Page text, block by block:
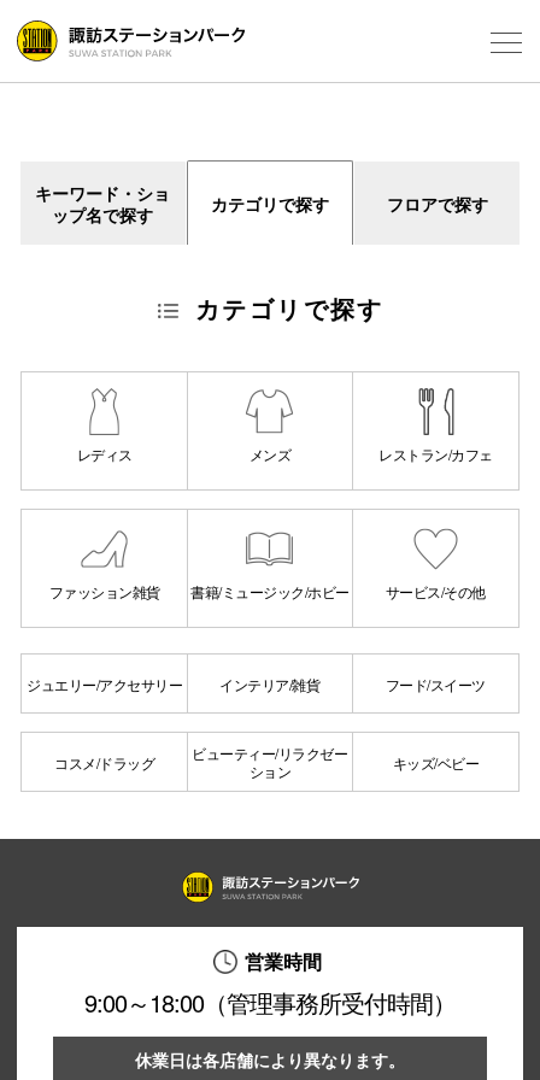
キーワード・ショ
ップ名で探す
カテゴリで探す
カテゴリで探す
レディス メンズ レストラン/カフェ
ファッション雑貨 書籍/ミュージック/ホビー サービス/その他
ジュエリー/アクセサリー インテリア/雑貨 フード/スイーツ
コスメ/ドラッグ
ビューティー/リラクゼー
ション
キッズ/ベビー
フロアで探す
営業時間
9:00～18:00（管理事務所受付時間）
休業日は各店舗により異なります。
ショッ
スタッ
電話で
企業情報
プライバシ
利用規約
ソーシャル